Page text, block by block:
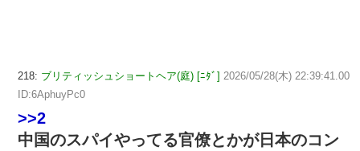
218: ブリティッシュショートヘア(庭) [ﾆﾀﾞ] 2026/05/28(木) 22:39:41.00
ID:6AphuyPc0
>>2
中国のスパイやってる官僚とかが日本のコン